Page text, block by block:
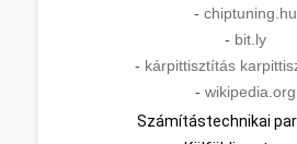
- chiptuning.hu
- bit.ly
- kárpittisztítás
- wikipedia.org
Számítástechnikai